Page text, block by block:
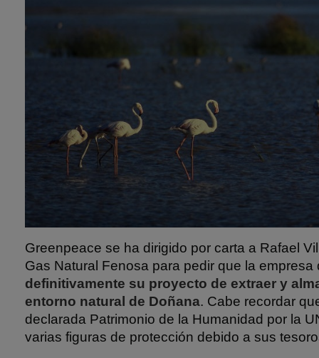
Greenpeace se ha dirigido por carta a Rafael
Gas Natural Fenosa para pedir que la empresa
definitivamente su proyecto de extraer y
entorno natural de Doñana. Cabe recordar
declarada Patrimonio de la Humanidad por la
varias figuras de protección debido a sus